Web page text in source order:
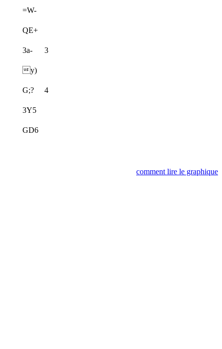
=W-
QE+
3a- 3
y)
G;? 4
3Y5
GD6
comment lire le graphique